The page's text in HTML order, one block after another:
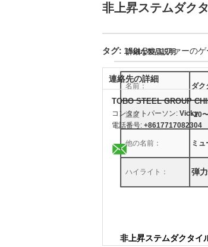
非上昇ステムダク
詳細な製品説明
名前： ダク
温度： -20
他の名前： ミ
ハイライト： 弾
非上昇ステムダクタイ
タグ: 150LBウエファーの
連絡先の詳細
TOBO STEEL GROUP
コンタクトパーソン: Vicky
電話番号: +8617717082304